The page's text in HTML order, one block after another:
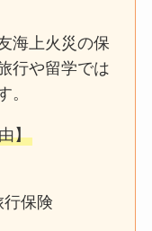
海上火災の保
行や留学では
。
】
保険